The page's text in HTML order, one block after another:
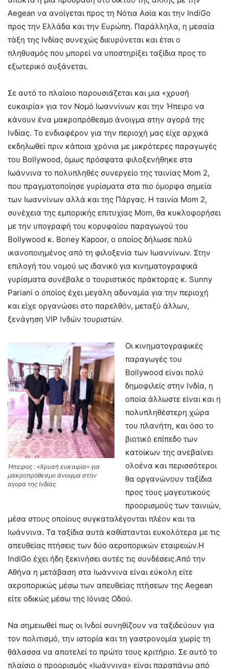
Aegean να ανοίγεται προς τη Νότια Ασία και την IndiGo
προς την Ελλάδα και την Ευρώπη. Παράλληλα, η μεσαία
τάξη της Ινδίας συνεχώς διευρύνεται και έτσι ο
πληθυσμός που μπορεί να υποστηρίξει ταξίδια προς το
εξωτερικό αυξάνεται.
Σε αυτό το πλαίσιο παρουσιάζεται και μια «χρυσή
ευκαιρία» για τον Νομό Ιωαννίνων και την Ήπειρο να
κάνουν ένα μακροπρόθεσμο άνοιγμα στην αγορά της
Ινδίας. Το ενδιαφέρον για την περιοχή μας είχε αρχικά
εκδηλωθεί πριν κάποια χρόνια με μικρότερες παραγωγές
του Bollywood, όμως πρόσφατα φιλοξενήθηκε στα
Ιωάννινα το πολυπληθές συνεργείο της ταινίας Mom 2,
που πραγματοποίησε γυρίσματα στα πιο όμορφα σημεία
των Ιωαννίνων αλλά και της Πάργας. Η ταινία Mom 2,
συνέχεια της εμπορικής επιτυχίας Mom, θα κυκλοφορήσει
με την υπογραφή του κορυφαίου παραγωγού του
Bollywood κ. Boney Kapoor, ο οποίος δήλωσε πολύ
ικανοποιημένος από τη φιλοξενία των Ιωαννίνων. Στην
επιλογή του νομού ως ιδανικό για κινηματογραφικά
γυρίσματα συνέβαλε ο τουριστικός πράκτορας κ. Sunny
Pariani ο οποίος έχει μεγάλη αδυναμία για την περιοχή
και είχε οργανώσει στο παρελθόν, μεταξύ άλλων,
ξενάγηση VIP Ινδών τουριστών.
Ήπειρος : «Χρυσή ευκαιρία» για
μακροπρόθεσμο άνοιγμα στην
αγορά της Ινδίας
Οι κινηματογραφικές
παραγωγές του
Bollywood είναι πολύ
δημοφιλείς στην Ινδία, η
οποία άλλωστε είναι και η
πολυπληθέστερη χώρα
του πλανήτη, και όσο το
βιοτικό επίπεδο των
κατοίκων της ανεβαίνει
ολοένα και περισσότεροι
θα οργανώνουν ταξίδια
προς τους μαγευτικούς
προορισμούς των ταινιών,
μέσα στους οποίους συγκαταλέγονται πλέον και τα
Ιωάννινα. Τα ταξίδια αυτά καθίστανται ευκολότερα με τις
απευθείας πτήσεις των δύο αεροπορικών εταιρειών.Η
IndiGo έχει ήδη ξεκινήσει αυτές τις συνδέσεις.Από την
Αθήνα η μετάβαση στα Ιωάννινα είναι εύκολη είτε
αεροπορικώς μέσω των απευθείας πτήσεων της Aegean
είτε οδικώς μέσω της Ιόνιας Οδού.
Να σημειωθεί πως οι Ινδοί συνηθίζουν να ταξιδεύουν για
τον πολιτισμό, την ιστορία και τη γαστρονομία χωρίς τη
θάλασσα να αποτελεί το πρώτο τους κριτήριο. Σε αυτό το
πλαίσιο ο προορισμός «Ιωάννινα» είναι παραπάνω από